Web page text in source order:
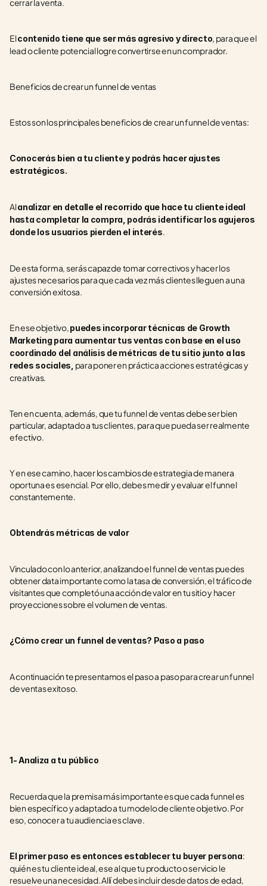
cerrar la venta.
El contenido tiene que ser más agresivo y directo, para que el
lead o cliente potencial logre convertirse en un comprador.
Beneficios de crear un funnel de ventas
Estos son los principales beneficios de crear un funnel de ventas:
Conocerás bien a tu cliente y podrás hacer ajustes
estratégicos.
Al analizar en detalle el recorrido que hace tu cliente ideal
hasta completar la compra, podrás identificar los agujeros
donde los usuarios pierden el interés.
De esta forma, serás capaz de tomar correctivos y hacer los
ajustes necesarios para que cada vez más clientes lleguen a una
conversión exitosa.
En ese objetivo, puedes incorporar técnicas de Growth
Marketing para aumentar tus ventas con base en el uso
coordinado del análisis de métricas de tu sitio junto a las
redes sociales, para poner en práctica acciones estratégicas y
creativas.
Ten en cuenta, además, que tu funnel de ventas debe ser bien
particular, adaptado a tus clientes, para que pueda ser realmente
efectivo.
Y en ese camino, hacer los cambios de estrategia de manera
oportuna es esencial. Por ello, debes medir y evaluar el funnel
constantemente.
Obtendrás métricas de valor
Vinculado con lo anterior, analizando el funnel de ventas puedes
obtener data importante como la tasa de conversión, el tráfico de
visitantes que completó una acción de valor en tu sitio y hacer
proyecciones sobre el volumen de ventas.
¿Cómo crear un funnel de ventas? Paso a paso
A continuación te presentamos el paso a paso para crear un funnel
de ventas exitoso.
1- Analiza a tu público
Recuerda que la premisa más importante es que cada funnel es
bien específico y adaptado a tu modelo de cliente objetivo. Por
eso, conocer a tu audiencia es clave.
El primer paso es entonces establecer tu buyer persona:
quién es tu cliente ideal, ese al que tu producto o servicio le
resuelve una necesidad. Allí debes incluir desde datos de edad,